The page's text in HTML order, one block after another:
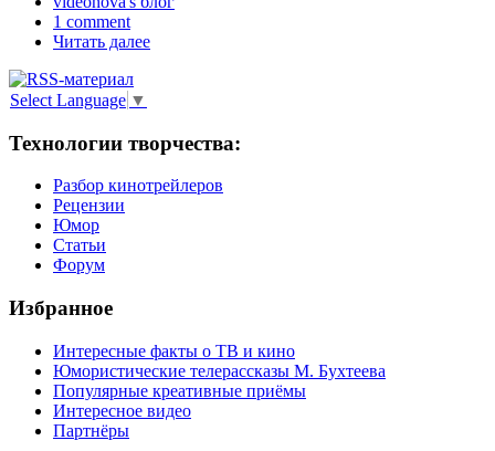
1 comment
Читать далее
Select Language ▼
Технологии творчества:
Разбор кинотрейлеров
Рецензии
Юмор
Статьи
Форум
Избранное
Интересные факты о ТВ и кино
Юмористические телерассказы М. Бухтеева
Популярные креативные приёмы
Интересное видео
Партнёры